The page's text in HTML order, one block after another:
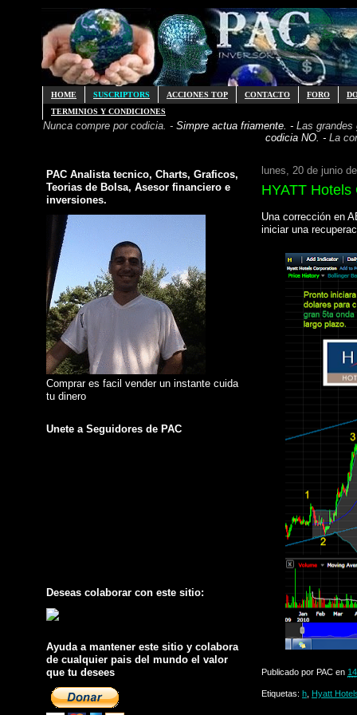
HOME SUSCRIPTORS ACCIONES TOP CONTACTO FORO
TERMINIOS Y CONDICIONES
Nunca compre por codicia. - Simpre actua friamente. - Las
codicia NO. - La
PAC Analista tecnico, Charts, Graficos,
Teorias de Bolsa, Asesor financiero e
inversiones.
Comprar es facil vender un instante cuida
tu dinero
Unete a Seguidores de PAC
Deseas colaborar con este sitio:
Ayuda a mantener este sitio y colabora
de cualquier pais del mundo el valor
que tu desees
lunes, 20 de junio
HYATT
Una corrección en
iniciar una
Publicado por PAC en
Etiquetas: h, Hyatt